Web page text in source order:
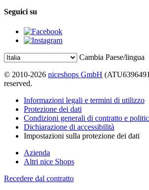
Seguici su
Cambia Paese/lingua
© 2010-2026 niceshops GmbH
reserved.
Informazioni legali e termini di utilizzo
Protezione dei dati
Condizioni generali di contratto e
Dichiarazione di accessibilità
Impostazioni sulla protezione dei dati
Azienda
Altri nice Shops
Recedere dal contratto